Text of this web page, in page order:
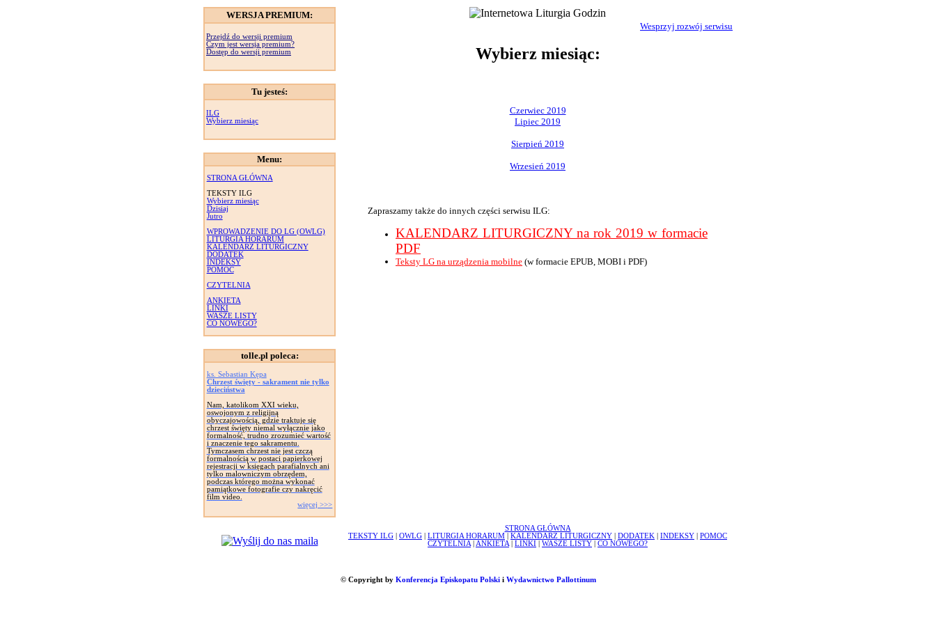
WERSJA PREMIUM:
Przejdź do wersji premium
Czym jest wersja premium?
Dostęp do wersji premium
Tu jesteś:
ILG
Wybierz miesiąc
Menu:
STRONA GŁÓWNA
TEKSTY ILG
Wybierz miesiąc
Dzisiaj
Jutro
WPROWADZENIE DO LG (OWLG)
LITURGIA HORARUM
KALENDARZ LITURGICZNY
DODATEK
INDEKSY
POMOC
CZYTELNIA
ANKIETA
LINKI
WASZE LISTY
CO NOWEGO?
tolle.pl poleca:
ks. Sebastian Kępa
Chrzest święty - sakrament nie tylko
dzieciństwa
Nam, katolikom XXI wieku,
oswojonym z religijną
obyczajowością, gdzie traktuje się
chrzest święty niemal wyłącznie jako
formalność, trudno zrozumieć wartość
i znaczenie tego sakramentu.
Tymczasem chrzest nie jest czczą
formalnością w postaci papierkowej
rejestracji w księgach parafialnych ani
tylko malowniczym obrzędem,
podczas którego można wykonać
pamiątkowe fotografie czy nakręcić
film video.
więcej >>>
Wesprzyj rozwój serwisu
Wybierz miesiąc:
Czerwiec 2019
Lipiec 2019
Sierpień 2019
Wrzesień 2019
Zapraszamy także do innych części serwisu ILG:
KALENDARZ LITURGICZNY na rok 2019 w formacie
PDF
Teksty LG na urządzenia mobilne (w formacie EPUB, MOBI i PDF)
STRONA GŁÓWNA
TEKSTY ILG
OWLG LITURGIA HORARUM KALENDARZ LITURGICZNY DODATEK INDEKSY
POMOC
CZYTELNIA
ANKIETA LINKI WASZE LISTY CO NOWEGO?
© Copyright by Konferencja Episkopatu Polskii Wydawnictwo Pallottinum